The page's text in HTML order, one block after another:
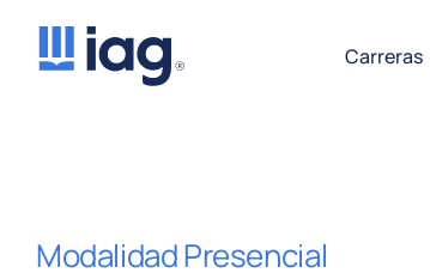
contenido
Carreras
Modalidad Presencial